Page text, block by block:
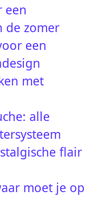
een
de zomer
een
met
alle
flair
moet je op